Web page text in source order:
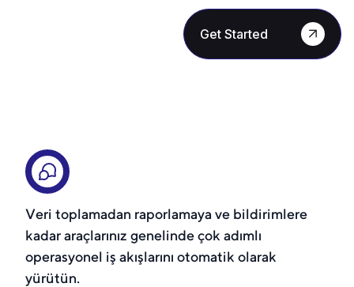
Get Started
Veri toplamadan raporlamaya ve bildirimlere
kadar araçlarınız genelinde çok adımlı
operasyonel iş akışlarını otomatik olarak
yürütün.